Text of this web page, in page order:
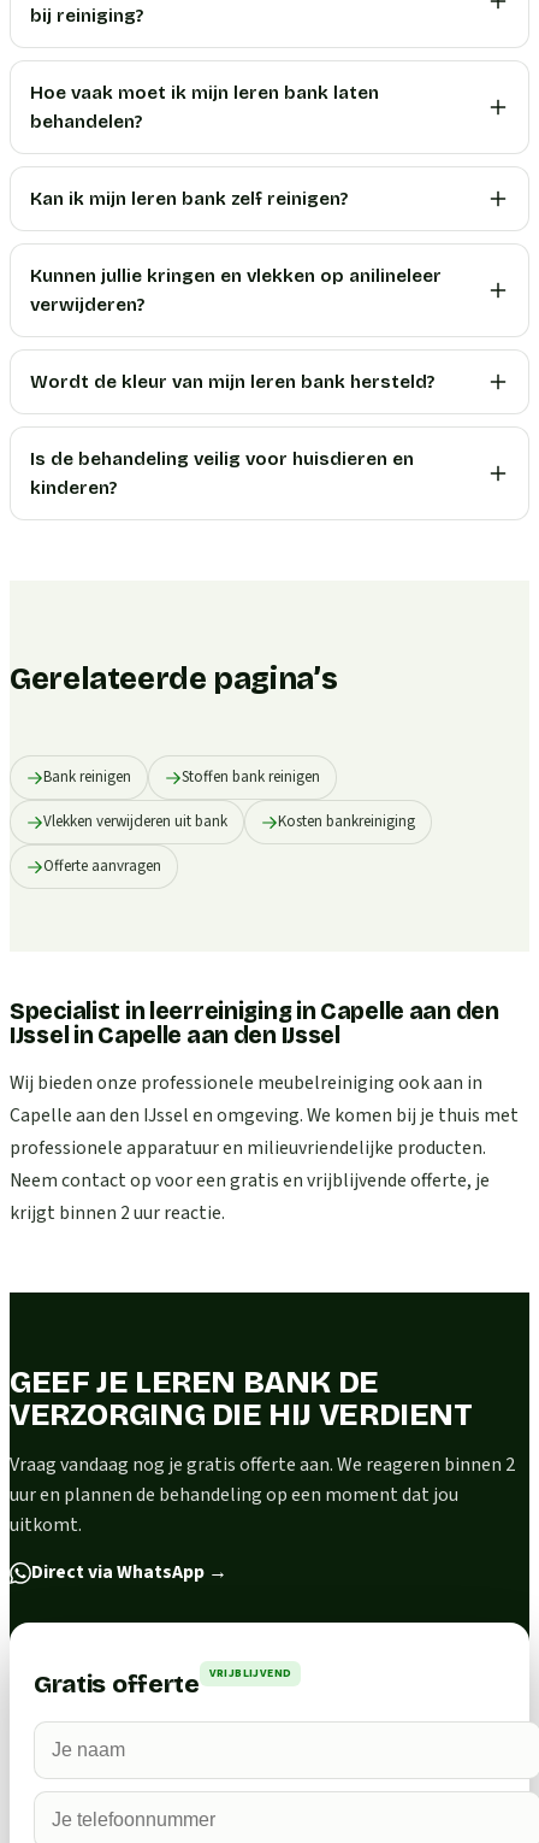
bij reiniging?
Hoe vaak moet ik mijn leren bank laten
behandelen?
Kan ik mijn leren bank zelf reinigen?
Kunnen jullie kringen en vlekken op anilineleer
verwijderen?
Wordt de kleur van mijn leren bank hersteld?
Is de behandeling veilig voor huisdieren en
kinderen?
Gerelateerde pagina’s
Bank reinigen Stoffen bank reinigen
Vlekken verwijderen uit bank Kosten bankreiniging
Offerte aanvragen
Specialist in leerreiniging in Capelle aan den
IJssel inCapelle aan den IJssel
Wij bieden onze professionele meubelreiniging ook aan in
Capelle aan den IJssel en omgeving. We komen bij je thuis met
professionele apparatuur en milieuvriendelijke producten.
Neem contact op voor een gratis en vrijblijvende offerte, je
krijgt binnen 2 uur reactie.
GEEF JE LEREN BANK DE
VERZORGING DIE HIJ VERDIENT
Vraag vandaag nog je gratis offerte aan. We reageren binnen 2
uur en plannen de behandeling op een moment dat jou
uitkomt.
Direct via WhatsApp →
Gratis offerte VRIJBLIJVEND